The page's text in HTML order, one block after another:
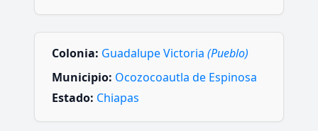
Colonia: Guadalupe Victoria (Pueblo)
Municipio: Ocozocoautla de Espinosa
Estado: Chiapas